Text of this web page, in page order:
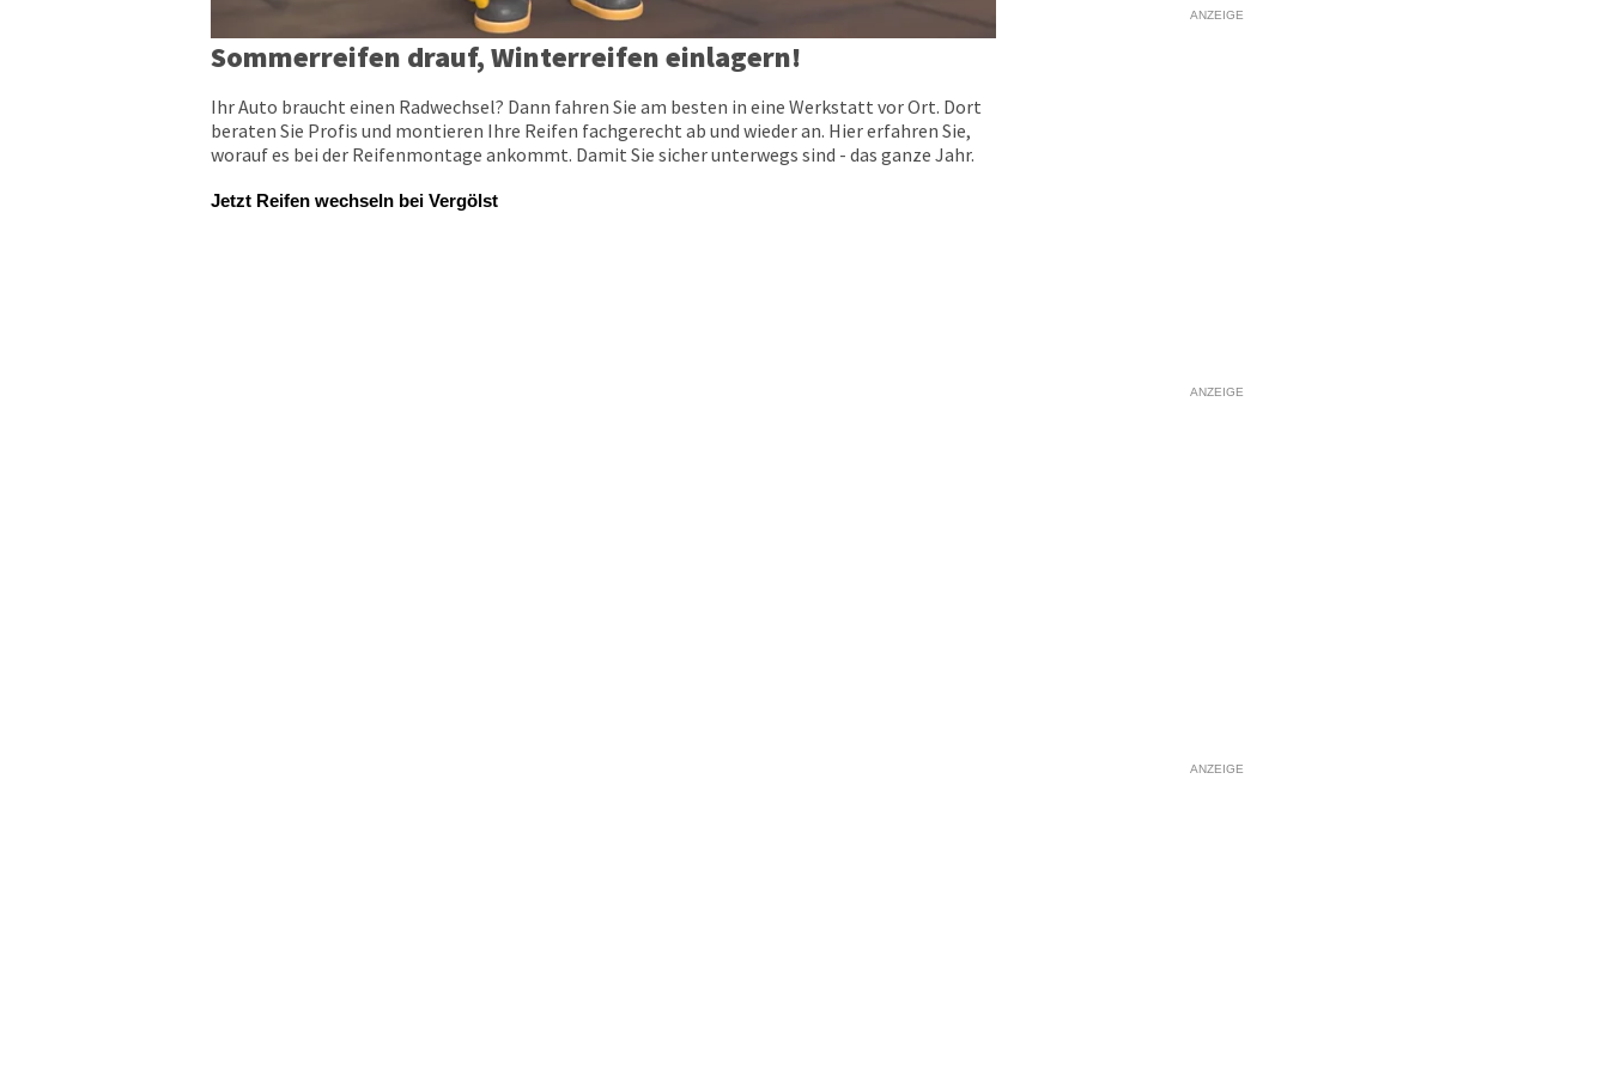
Sommerreifen drauf, Winterreifen einlagern!
Ihr Auto braucht einen Radwechsel? Dann fahren Sie am besten in eine Werkstatt vor Ort. Dort
beraten Sie Profis und montieren Ihre Reifen fachgerecht ab und wieder an. Hier erfahren Sie,
worauf es bei der Reifenmontage ankommt. Damit Sie sicher unterwegs sind - das ganze Jahr.
Jetzt Reifen wechseln bei Vergölst
ANZEIGE
ANZEIGE
ANZEIGE